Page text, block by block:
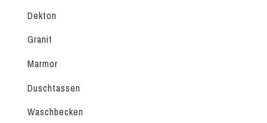
Dekton
Granit
Marmor
Duschtassen
Waschbecken